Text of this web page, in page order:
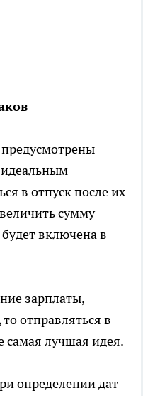
в отпуск после их
сумму
включена в
зарплаты,
отправляться в
самая лучшая идея.
определении дат